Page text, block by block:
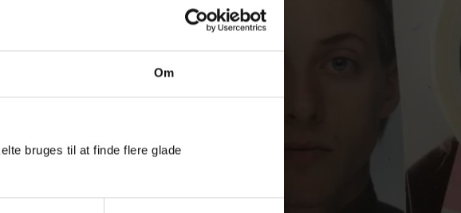
Om
bruges til at finde flere glade